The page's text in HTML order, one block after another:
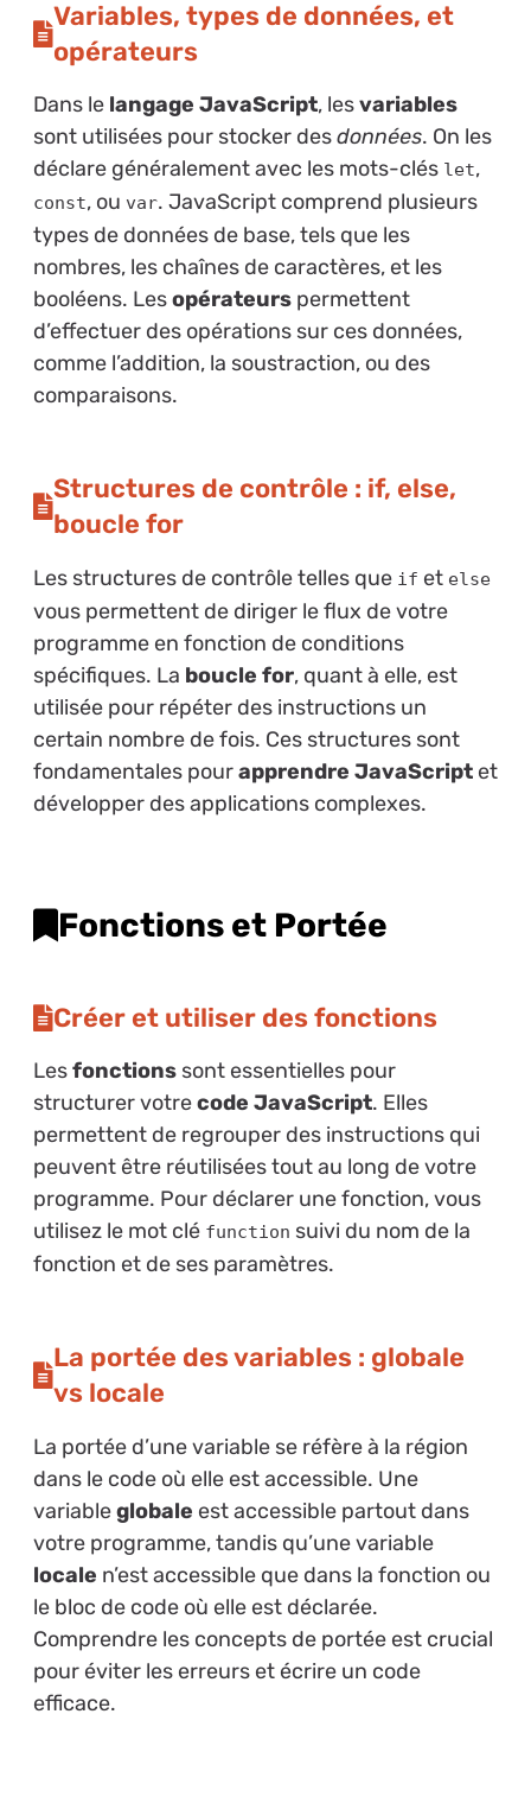
Variables, types de données, et
opérateurs
Dans le langage JavaScript, lesvariables
sont utilisées pour stocker desdonnées. On les
déclare généralement avec les mots-clés let,
const, ou var. JavaScript comprend plusieurs
types de données de base, tels que les
nombres, les chaînes de caractères, et les
booléens. Lesopérateurspermettent
d’effectuer des opérations sur ces données,
comme l’addition, la soustraction, ou des
comparaisons.
Structures de contrôle : if, else,
boucle for
Les structures de contrôle telles que if et else
vous permettent de diriger le flux de votre
programme en fonction de conditions
spécifiques. La boucle for, quant à elle, est
utilisée pour répéter des instructions un
certain nombre de fois. Ces structures sont
fondamentales pourapprendre JavaScriptet
développer des applications complexes.
Fonctions et Portée
Créer et utiliser des fonctions
Lesfonctionssont essentielles pour
structurer votrecode JavaScript. Elles
permettent de regrouper des instructions qui
peuvent être réutilisées tout au long de votre
programme. Pour déclarer une fonction, vous
utilisez le mot clé function suivi du nom de la
fonction et de ses paramètres.
La portée des variables : globale
vs locale
La portée d’une variable se réfère à la région
dans le code où elle est accessible. Une
variableglobale est accessible partout dans
votre programme, tandis qu’une variable
locale n’est accessible que dans la fonction ou
le bloc de code où elle est déclarée.
Comprendre les concepts de portée est crucial
pour éviter les erreurs et écrire un code
efficace.